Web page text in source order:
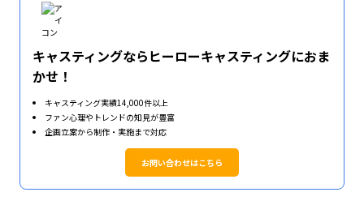
キャスティングならヒーローキャスティングにおま
かせ！
キャスティング実績14,000件以上
ファン心理やトレンドの知見が豊富
企画立案から制作・実施まで対応
お問い合わせはこちら